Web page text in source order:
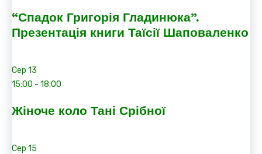
“Спадок Григорія Гладинюка”.
Презентація книги Таїсії Шаповаленко
Сер 13
15:00 - 18:00
Жіноче коло Тані Срібної
Сер 15